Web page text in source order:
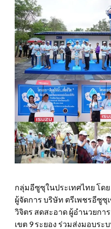
กลุ่มอีซูซุในประเทศไทย โด
ผู้จัดการ บริษัท ตรีเพชรอีซูซุ
วิจิตร สดสะอาด ผู้อำนวยก
เขต 9 ระยอง ร่วมส่งมอบร